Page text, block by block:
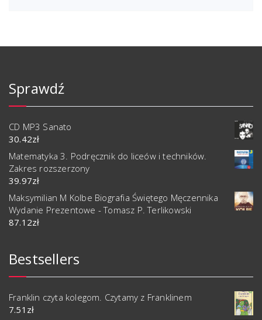
Sprawdź
CD MP3 Sanato
30.42zł
Matematyka 3. Podręcznik do liceów i techników.
Zakres rozszerzony
39.97zł
Maksymilian M Kolbe Biografia Świętego Męczennika
Wydanie Prezentowe - Tomasz P. Terlikowski
87.12zł
Bestsellers
Franklin czyta kolegom. Czytamy z Franklinem
7.51 zł